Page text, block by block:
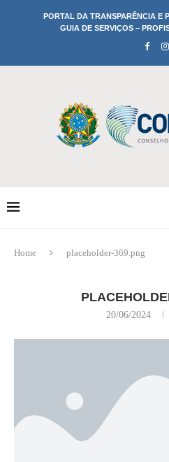
PORTAL DA TRANSPARÊNCIA E
GUIA DE SERVIÇOS –
Home placeholder-369.png
20/06/2024